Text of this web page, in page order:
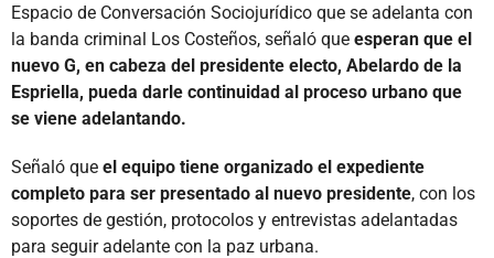
Espacio de Conversación Sociojurídico que se adelanta con
la banda criminal Los Costeños, señaló que esperan que el
nuevo G, en cabeza del presidente electo, Abelardo de la
Espriella, pueda darle continuidad al proceso urbano que
se viene adelantando.
Señaló que el equipo tiene organizado el expediente
completo para ser presentado al nuevo presidente, con los
soportes de gestión, protocolos y entrevistas adelantadas
para seguir adelante con la paz urbana.